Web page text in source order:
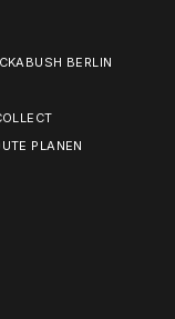
BERLIN
PLANEN